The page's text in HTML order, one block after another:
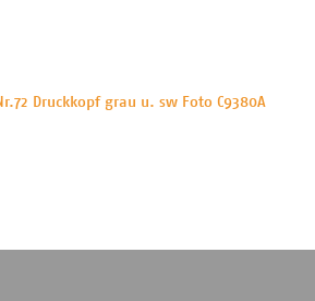
Druckkopf grau u. sw Foto C9380A